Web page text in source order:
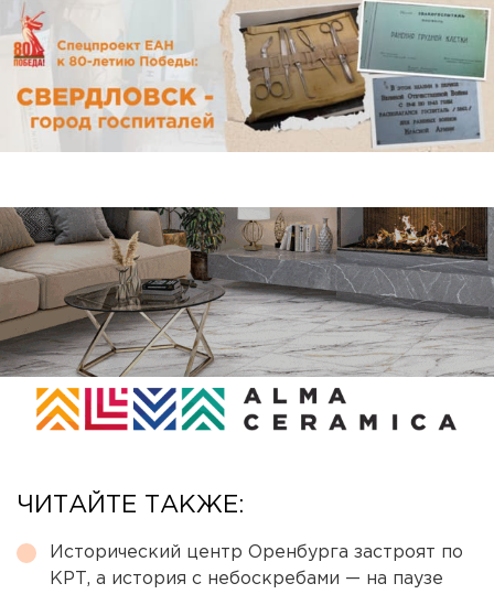
ЧИТАЙТЕ ТАКЖЕ:
Исторический центр Оренбурга застроят по
КРТ, а история с небоскребами — на паузе